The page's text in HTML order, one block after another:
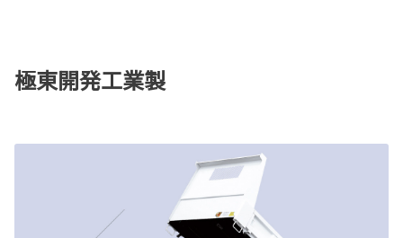
極東開発工業製